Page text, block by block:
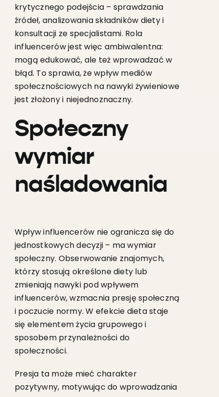
krytycznego podejścia – sprawdzania
źródeł, analizowania składników diety i
konsultacji ze specjalistami. Rola
influencerów jest więc ambiwalentna:
mogą edukować, ale też wprowadzać w
błąd. To sprawia, że wpływ mediów
społecznościowych na nawyki żywieniowe
jest złożony i niejednoznaczny.
Społeczny
wymiar
naśladowania
Wpływ influencerów nie ogranicza się do
jednostkowych decyzji – ma wymiar
społeczny. Obserwowanie znajomych,
którzy stosują określone diety lub
zmieniają nawyki pod wpływem
influencerów, wzmacnia presję społeczną
i poczucie normy. W efekcie dieta staje
się elementem życia grupowego i
sposobem przynależności do
społeczności.
Presja ta może mieć charakter
pozytywny, motywując do wprowadzania